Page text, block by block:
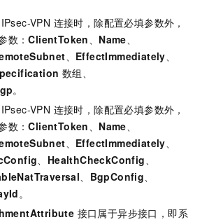
VPN 连接时，除配置必填参数外，
数：ClientToken、 Name、
、 EffectImmediately、
数组、
。
VPN 连接时，除配置必填参数外，
数：ClientToken、 Name、
、 EffectImmediately、
、 HealthCheckConfig、
、 BgpConfig、
。
接口属于异步接口，即系